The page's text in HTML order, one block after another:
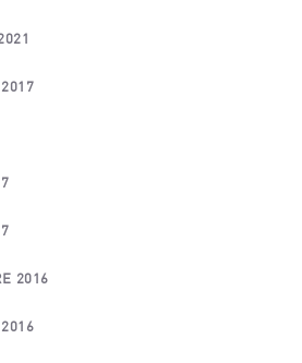
2017
2016
2016